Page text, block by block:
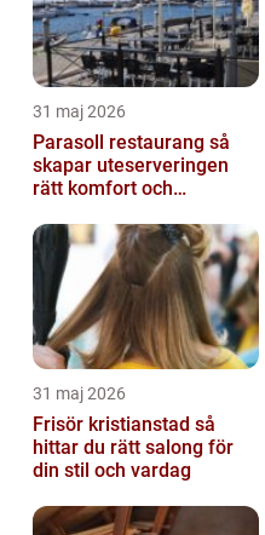
31 maj 2026
Parasoll restaurang så
skapar uteserveringen
rätt komfort och
31 maj 2026
Frisör kristianstad så
hittar du rätt salong för
din stil och vardag